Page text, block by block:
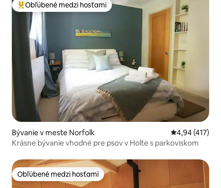
Najobľúbenejšie medzi hosťami
Obľúbené medzi hosťami
Bývanie v meste Norfolk Priemerné
4,94 (417)
Krásne bývanie vhodné pre psov v Holte s parkoviskom
Obľúbené medzi hosťami
Obľúbené medzi hosťami